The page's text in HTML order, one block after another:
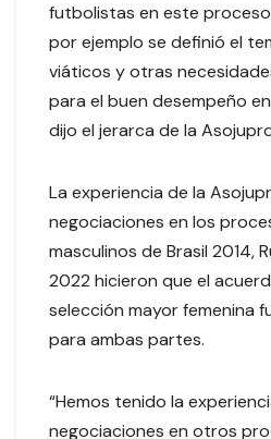
futbolistas en este
por ejemplo se definió el
viáticos y otras
para el buen desempeño
dijo el jerarca de la
La experiencia de la
negociaciones en los
masculinos de Brasil 2014,
2022 hicieron que el
selección mayor femenina
para ambas partes.
“Hemos tenido la
negociaciones en otros